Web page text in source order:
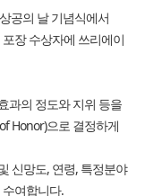
공의 날 기념식에서
장 수상자에 쓰리에이
과의 정도와 지위 등을
Honor)으로 결정하게
신망도, 연령, 특정분야
여합니다.